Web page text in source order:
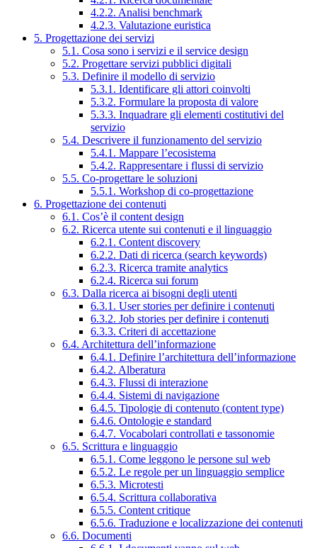
4.2.2. Analisi benchmark
4.2.3. Valutazione euristica
5. Progettazione dei servizi
5.1. Cosa sono i servizi e il service design
5.2. Progettare servizi pubblici digitali
5.3. Definire il modello di servizio
5.3.1. Identificare gli attori coinvolti
5.3.2. Formulare la proposta di valore
5.3.3. Inquadrare gli elementi costitutivi del
servizio
5.4. Descrivere il funzionamento del servizio
5.4.1. Mappare l’ecosistema
5.4.2. Rappresentare i flussi di servizio
5.5. Co-progettare le soluzioni
5.5.1. Workshop di co-progettazione
6. Progettazione dei contenuti
6.1. Cos’è il content design
6.2. Ricerca utente sui contenuti e il linguaggio
6.2.1. Content discovery
6.2.2. Dati di ricerca (search keywords)
6.2.3. Ricerca tramite analytics
6.2.4. Ricerca sui forum
6.3. Dalla ricerca ai bisogni degli utenti
6.3.1. User stories per definire i contenuti
6.3.2. Job stories per definire i contenuti
6.3.3. Criteri di accettazione
6.4. Architettura dell’informazione
6.4.1. Definire l’architettura dell’informazione
6.4.2. Alberatura
6.4.3. Flussi di interazione
6.4.4. Sistemi di navigazione
6.4.5. Tipologie di contenuto (content type)
6.4.6. Ontologie e standard
6.4.7. Vocabolari controllati e tassonomie
6.5. Scrittura e linguaggio
6.5.1. Come leggono le persone sul web
6.5.2. Le regole per un linguaggio semplice
6.5.3. Microtesti
6.5.4. Scrittura collaborativa
6.5.5. Content critique
6.5.6. Traduzione e localizzazione dei contenuti
6.6. Documenti